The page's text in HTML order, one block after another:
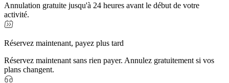
Annulation gratuite jusqu'à 24 heures avant le début de votre
activité.
Réservez maintenant, payez plus tard
Réservez maintenant sans rien payer. Annulez gratuitement si vos
plans changent.